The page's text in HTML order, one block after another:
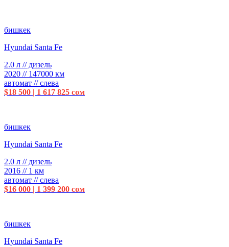
бишкек
Hyundai Santa Fe
2.0 л // дизель
2020 // 147000 км
автомат // слева
$18 500 | 1 617 825 сом
бишкек
Hyundai Santa Fe
2.0 л // дизель
2016 // 1 км
автомат // слева
$16 000 | 1 399 200 сом
бишкек
Hyundai Santa Fe